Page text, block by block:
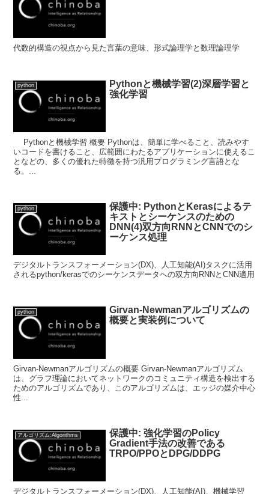
代数的構造の視点から見た言葉の意味、形式論理学と数理論理学
python
Pythonと機械学習(2)深層学習と
強化学習
Pythonと機械学習 概要 Pythonは、簡単に学べること、読みやす
いコードを書けること、広範囲にわたるアプリケーションに使えるこ
となどの、多くの優れた特徴を持つ汎用プログラミング言語とな
る。...
python
保護中: PythonとKerasによるテ
キストとシーケンスのための
DNN(4)双方向RNNとCNNでのシ
ーケンス処理
デジタルトランスフォーメーション(DX)、人工知能(AI)タスクに活用
されるpython/kerasでのシーケンスデータへの双方向RNNとCNN適用
python
Girvan-Newmanアルゴリズムの
概要と実装例について
Girvan-Newmanアルゴリズムの概要 Girvan-Newmanアルゴリズム
は、グラフ理論においてネットワークのコミュニティ構造を検出する
ためのアルゴリズムであり、このアルゴリズムは、エッジの媒介中心
性...
アルゴリズム:Algorithms
保護中: 強化学習のPolicy
Gradient手法の改善である
TRPO/PPOとDPG/DDPG
デジタルトランスフォーメーション(DX)、人工知能(AI)、機械学習